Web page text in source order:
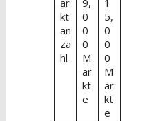
ar
kt
an
za
hl
9,
0
0
0
M
är
kt
e
1
5,
0
0
0
M
är
kt
e